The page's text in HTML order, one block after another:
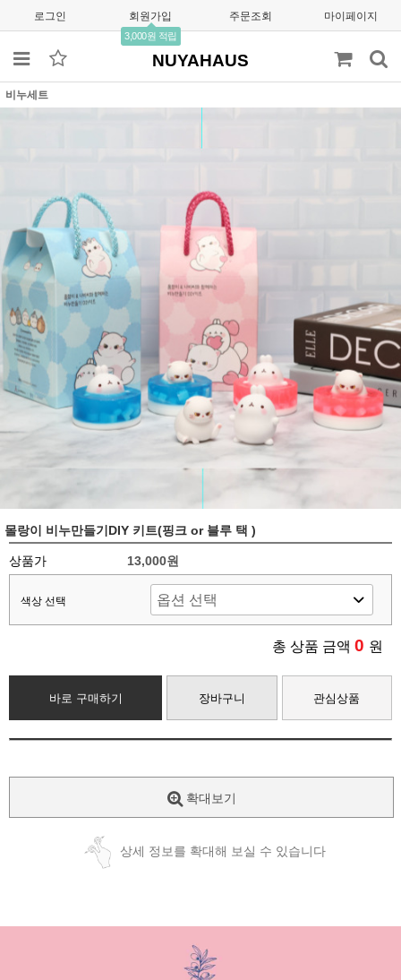
로그인 회원가입
3,000원 적립
주문조회 마이페이지
NUYAHAUS
비누세트
몰랑이 비누만들기DIY 키트(핑크 or 블루 택 )
상품가 13,000원
색상 선택
총 상품 금액 0 원
바로 구매하기 장바구니 관심상품
확대보기
상세 정보를 확대해 보실 수 있습니다